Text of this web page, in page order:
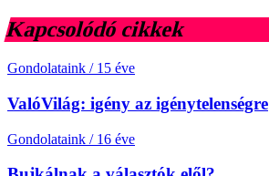
Kapcsolódó cikkek
Gondolataink / 15 éve
ValóVilág: igény az igénytelenségre
Gondolataink / 16 éve